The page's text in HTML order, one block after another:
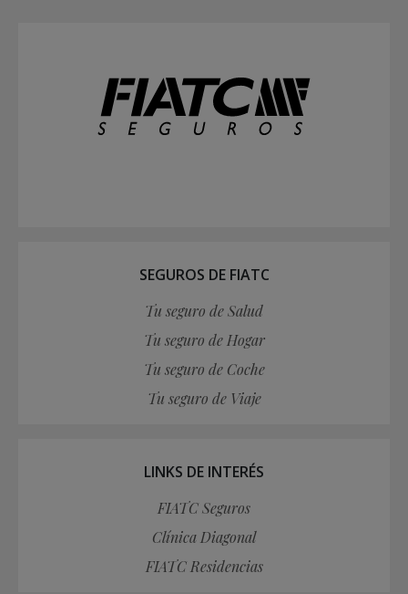
SEGUROS DE FIATC
Tu seguro de Salud
Tu seguro de Hogar
Tu seguro de Coche
Tu seguro de Viaje
LINKS DE INTERÉS
FIATC Seguros
Clínica Diagonal
FIATC Residencias